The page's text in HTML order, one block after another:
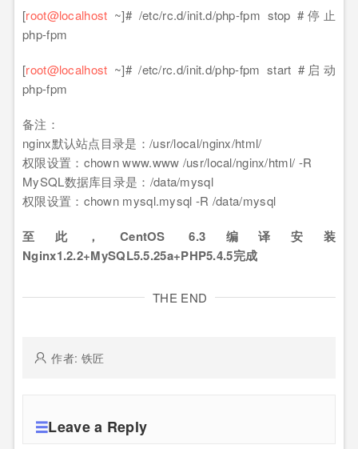
[root@localhost ~]# /etc/rc.d/init.d/php-fpm stop #停止
php-fpm
[root@localhost ~]# /etc/rc.d/init.d/php-fpm start #启动
php-fpm
备注：
nginx默认站点目录是：/usr/local/nginx/html/
权限设置：chown www.www /usr/local/nginx/html/ -R
MySQL数据库目录是：/data/mysql
权限设置：chown mysql.mysql -R /data/mysql
至此，CentOS 6.3编译安装
Nginx1.2.2+MySQL5.5.25a+PHP5.4.5完成
THE END
作者: 铁匠
Leave a Reply